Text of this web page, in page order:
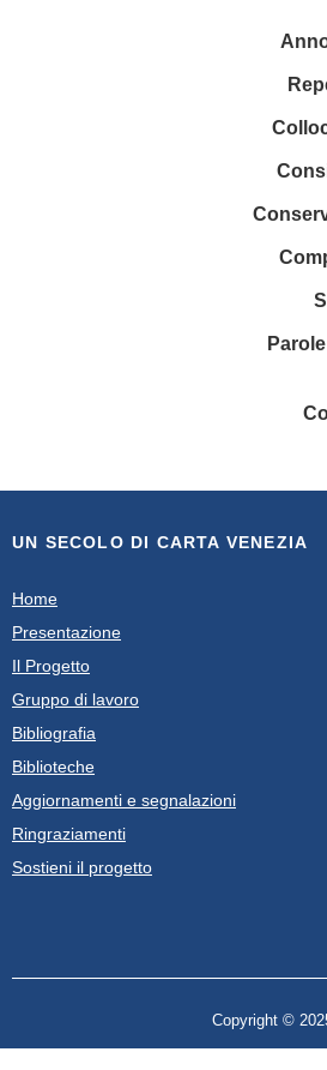
UN SECOLO DI CARTA VENEZIA
Home
Presentazione
Il Progetto
Gruppo di lavoro
Bibliografia
Biblioteche
Aggiornamenti e segnalazioni
Ringraziamenti
Sostieni il progetto
Copyright ©